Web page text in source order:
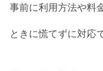
事前に利用方法や料
ときに慌てずに対応